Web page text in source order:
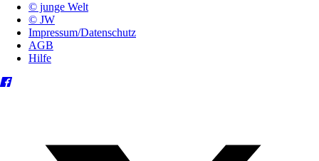
© junge Welt
© JW
Impressum/Datenschutz
AGB
Hilfe